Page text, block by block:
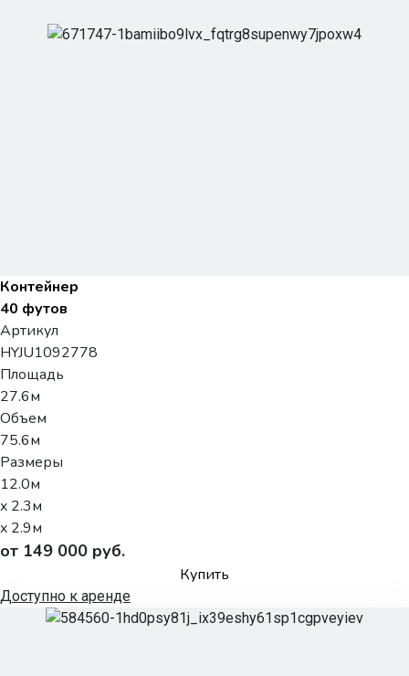
Контейнер
40 футов
Артикул
HYJU1092778
Площадь
27.6м
Объем
75.6м
Размеры
12.0м
x 2.3м
x 2.9м
от 149 000 руб.
Купить
Доступно к аренде